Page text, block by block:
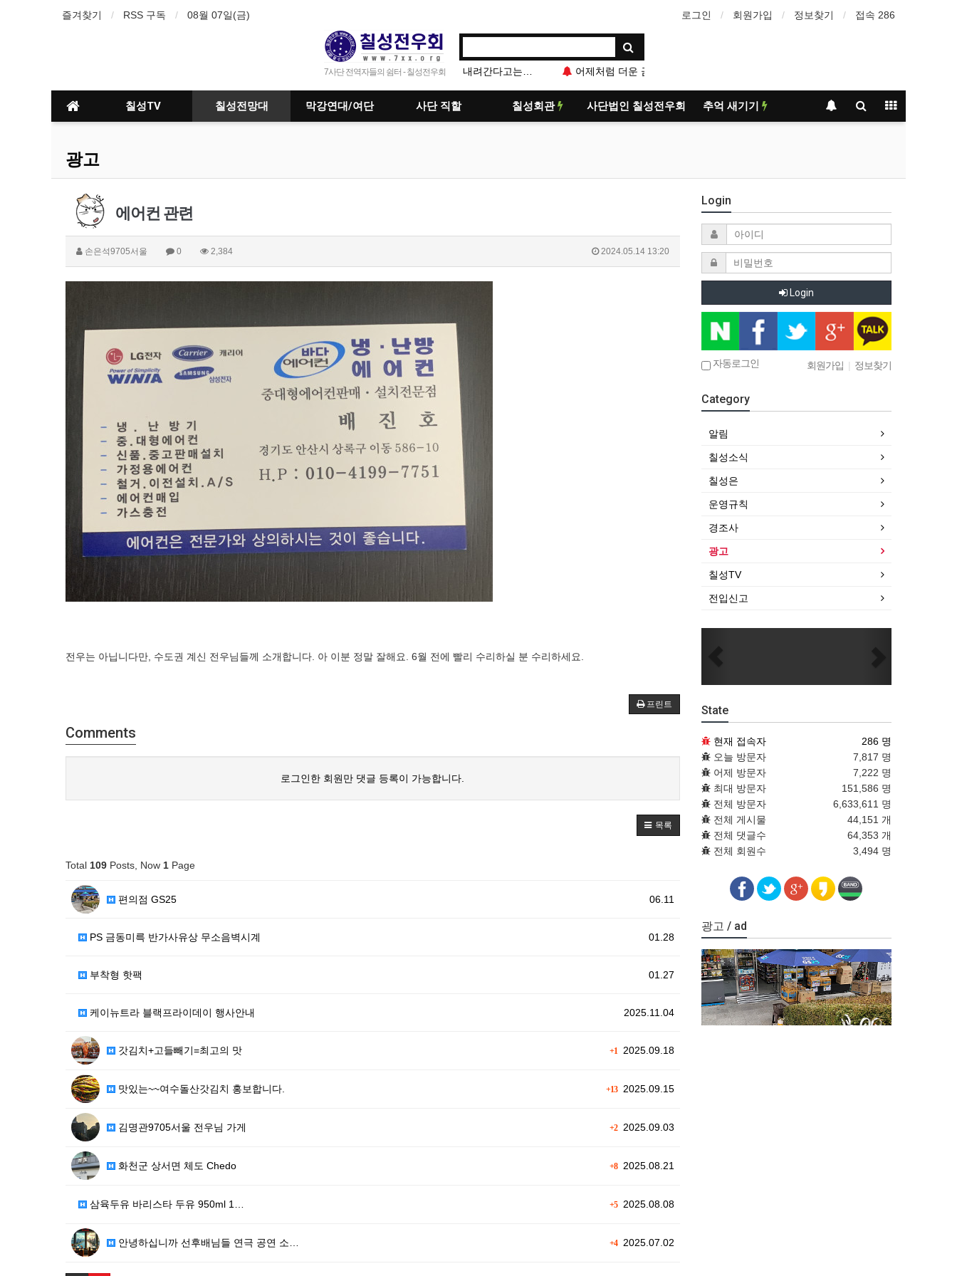
즐겨찾기 RSS 구독 08월 07일(금) 로그인 회원가입 정보찾기 접속 286
7사단 전역자들의 쉼터 - 칠성전우회 어제처럼 더운 금욜ㅡ출석
칠성TV 칠성전망대 막강연대/여단 사단 직할 칠성회관 사단법인 칠성전우회 추억 새기기
광고
에어컨 관련
손은석9705서울 0 2,384 2024.05.14 13:20
전우는 아닙니다만, 수도권 계신 전우님들께 소개합니다. 아 이분 정말 잘해요. 6월 전에 빨리 수리하실 분 수리하세요.
프린트
Comments
로그인한 회원만 댓글 등록이 가능합니다.
목록
Total 109 Posts, Now 1 Page
06.11
편의점 GS25
01.28
PS 금동미륵 반가사유상 무소음벽시계
01.27
부착형 핫팩
2025.11.04
케이뉴트라 블랙프라이데이 행사안내
+1 2025.09.18
갓김치+고들빼기=최고의 맛
+132025.09.15
맛있는~~여수돌산갓김치 홍보합니다.
+22025.09.03
김명관9705서울 전우님 가게
+82025.08.21
화천군 상서면 체도 Chedo
+52025.08.08
삼육두유 바리스타 두유 950ml 1…
+42025.07.02
안녕하십니까 선후배님들 연극 공연 소…
Login
Login
자동로그인 회원가입 | 정보찾기
Category
알림
칠성소식
칠성은
운영규칙
경조사
광고
칠성TV
전입신고
State
현재 접속자
286 명
오늘 방문자
7,817 명
어제 방문자
7,222 명
최대 방문자
151,586 명
전체 방문자
6,633,611 명
전체 게시물
44,151 개
전체 댓글수
64,353 개
전체 회원수
3,494 명
광고 / ad